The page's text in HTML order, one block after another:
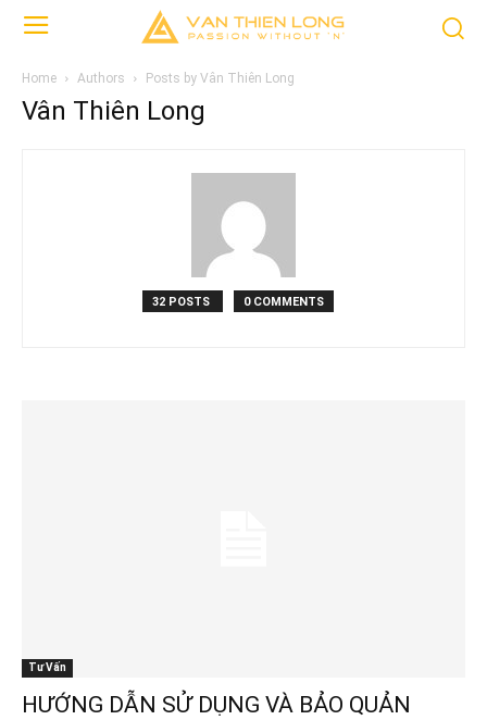
Home Authors Posts by Vân Thiên Long
Vân Thiên Long
32 POSTS 0 COMMENTS
Tư Vấn
HƯỚNG DẪN SỬ DỤNG VÀ BẢO QUẢN